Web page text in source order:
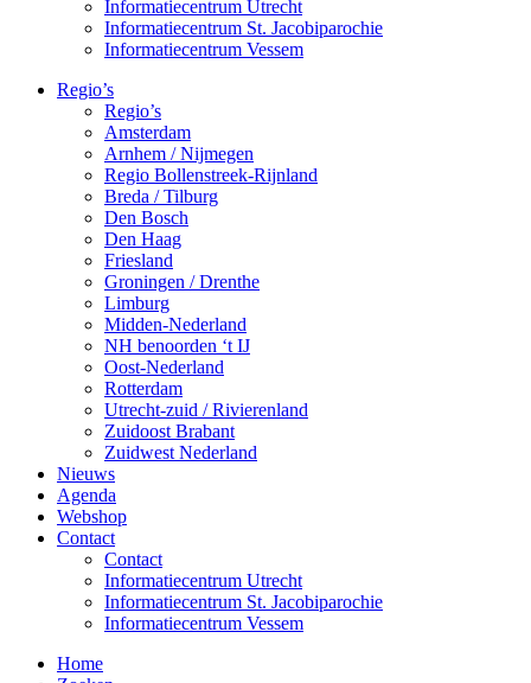
Informatiecentrum Utrecht
Informatiecentrum St. Jacobiparochie
Informatiecentrum Vessem
Regio’s
Regio’s
Amsterdam
Arnhem / Nijmegen
Regio Bollenstreek-Rijnland
Breda / Tilburg
Den Bosch
Den Haag
Friesland
Groningen / Drenthe
Limburg
Midden-Nederland
NH benoorden ‘t IJ
Oost-Nederland
Rotterdam
Utrecht-zuid / Rivierenland
Zuidoost Brabant
Zuidwest Nederland
Nieuws
Agenda
Webshop
Contact
Contact
Informatiecentrum Utrecht
Informatiecentrum St. Jacobiparochie
Informatiecentrum Vessem
Home